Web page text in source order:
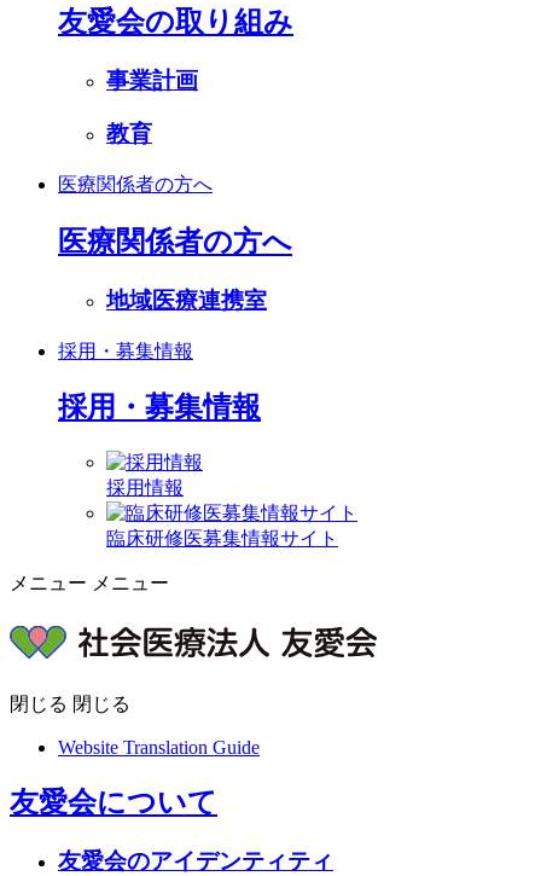
友愛会の取り組み
事業計画
教育
医療関係者の方へ
医療関係者の方へ
地域医療連携室
採用・募集情報
採用・募集情報
採用情報
臨床研修医募集情報サイト
メニュー メニュー
閉じる 閉じる
Website Translation Guide
友愛会について
友愛会のアイデンティティ